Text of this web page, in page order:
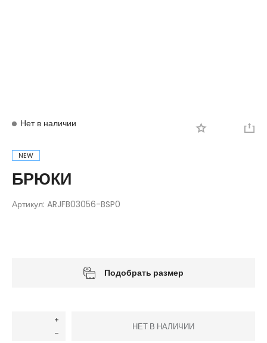
Нет в наличии
NEW
БРЮКИ
Артикул: ARJFB03056-BSP0
Подобрать размер
НЕТ В НАЛИЧИИ